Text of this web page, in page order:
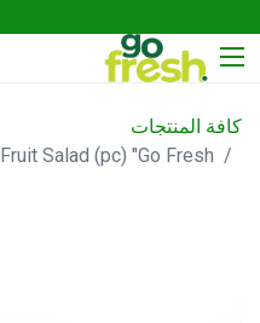
كافة المنتجات
Fruit Salad (pc) "Go Fresh" - سلطة فواكه (قطعة)